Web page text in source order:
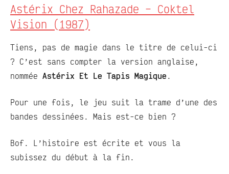
Astérix Chez Rahazade – Coktel
Vision (1987)
Tiens, pas de magie dans le titre de celui-ci
? C’est sans compter la version anglaise,
nommée Astérix Et Le Tapis Magique.
Pour une fois, le jeu suit la trame d’une des
bandes dessinées. Mais est-ce bien ?
Bof. L’histoire est écrite et vous la
subissez du début à la fin.